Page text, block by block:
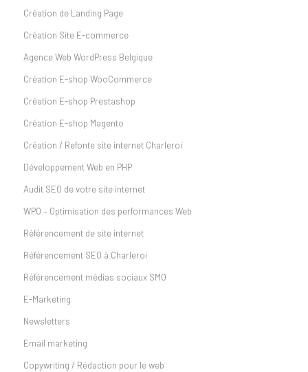
Création de Landing Page
Création Site E-commerce
Agence Web WordPress Belgique
Création E-shop WooCommerce
Création E-shop Prestashop
Création E-shop Magento
Création / Refonte site internet Charleroi
Développement Web en PHP
Audit SEO de votre site internet
WPO – Optimisation des performances Web
Référencement de site internet
Référencement SEO à Charleroi
Référencement médias sociaux SMO
E-Marketing
Newsletters
Email marketing
Copywriting / Rédaction pour le web